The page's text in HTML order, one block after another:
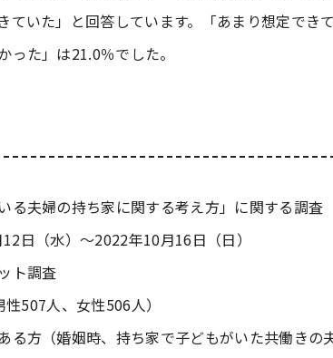
ていた」と回答しています。「あまり想定でき
った」は21.0％でした。
る夫婦の持ち家に関する考え方」に関する調査
日（水）～2022年10月16日（日）
ト調査
507人、女性506人）
る方（婚姻時、持ち家で子どもがいた共働きの夫